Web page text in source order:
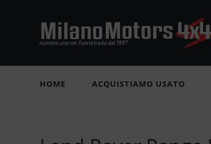
HOME ACQUISTIAMO USATO